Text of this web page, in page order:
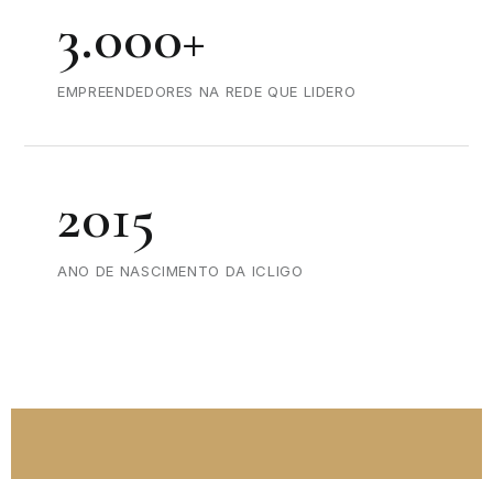
3.000+
EMPREENDEDORES NA REDE QUE LIDERO
2015
ANO DE NASCIMENTO DA ICLIGO